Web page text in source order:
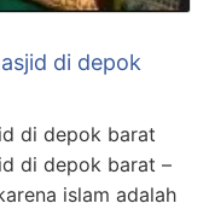
di depok
di depok barat
di depok barat –
islam adalah